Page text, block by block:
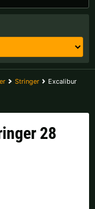
Stringer
Excalibur
28
|лв
|